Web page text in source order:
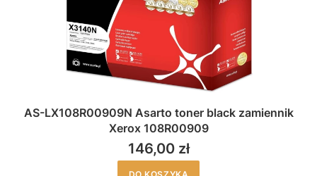
AS-LX108R00909N Asarto toner black zamiennik
Xerox 108R00909
146,00 zł